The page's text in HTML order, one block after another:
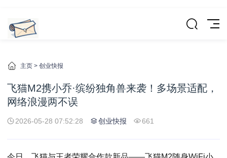
主页 > 创业快报
飞猫M2携小乔·缤纷独角兽来袭！多场景适配，
网络浪漫两不误
2026-05-28 07:52:28 创业快报 661